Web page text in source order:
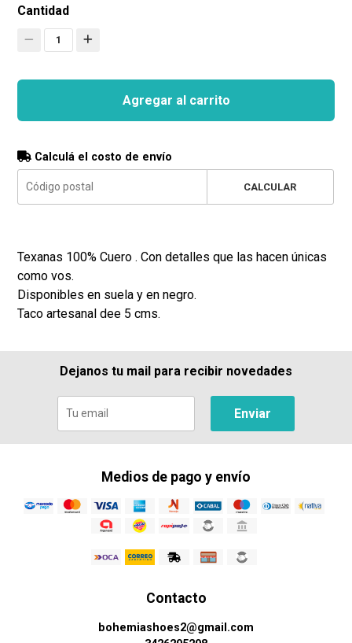
Cantidad
1
Agregar al carrito
Calculá el costo de envío
CALCULAR
Texanas 100% Cuero . Con detalles que las hacen únicas
como vos.
Disponibles en suela y en negro.
Taco artesanal dee 5 cms.
Dejanos tu mail para recibir novedades
Enviar
Medios de pago y envío
Contacto
bohemiashoes2@gmail.com